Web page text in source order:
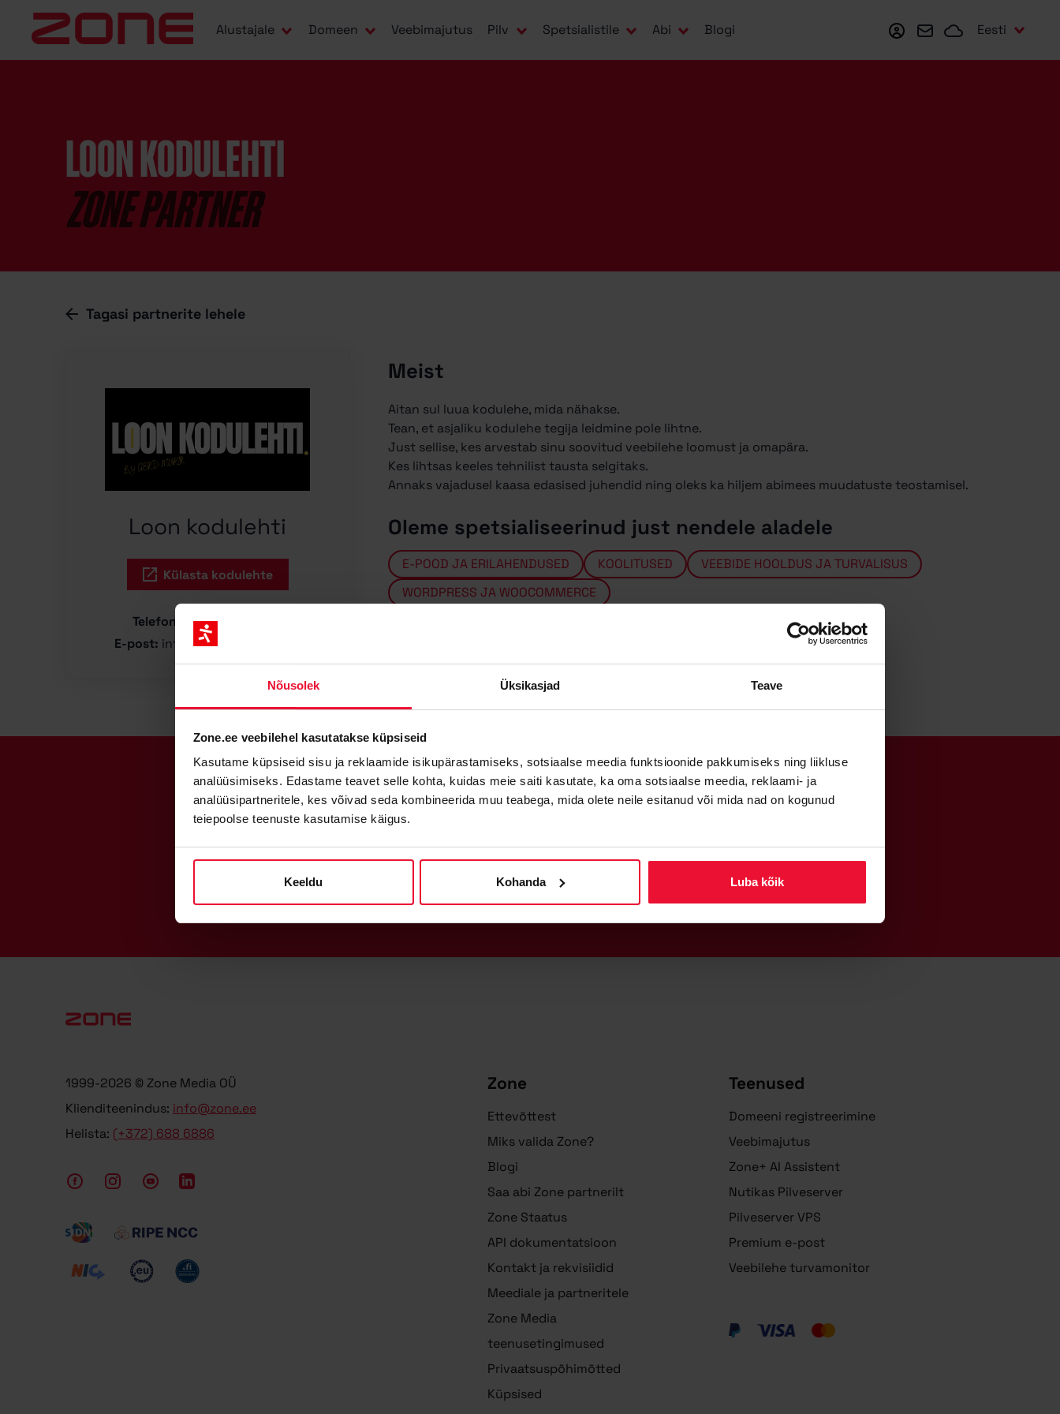
Nõusolek Üksikasjad Teave
Zone.ee veebilehel kasutatakse küpsiseid
Kasutame küpsiseid sisu ja reklaamide isikupärastamiseks, sotsiaalse meedia funktsioonide pakkumiseks ning liikluse
analüüsimiseks. Edastame teavet selle kohta, kuidas meie saiti kasutate, ka oma sotsiaalse meedia, reklaami- ja
analüüsipartneritele, kes võivad seda kombineerida muu teabega, mida olete neile esitanud või mida nad on kogunud
teiepoolse teenuste kasutamise käigus.
Keeldu Kohanda Luba kõik
Alustajale
Domeen Veebimajutus Pilv Spetsialistile Abi Blogi Minu ZoneWebmailZonecloud
Eesti
LOON KODULEHTI
ZONE PARTNER
Tagasi partnerite lehele
Loon kodulehti
Külasta kodulehte
Telefon:
+372 5345 7350
E-post: info@loonkodulehti.ee
Meist
Aitan sul luua kodulehe, mida nähakse.
Tean, et asjaliku kodulehe tegija leidmine pole lihtne.
Just sellise, kes arvestab sinu soovitud veebilehe loomust ja omapära.
Kes lihtsas keeles tehnilist tausta selgitaks.
Annaks vajadusel kaasa edasised juhendid ning oleks ka hiljem abimees muudatuste teostamisel.
Oleme spetsialiseerinud just nendele aladele
E-POOD JA ERILAHENDUSED KOOLITUSED
VEEBIDE HOOLDUS JA TURVALISUS
WORDPRESS JA WOOCOMMERCE
KASVAME KOOSPARTNERITENA
Saa partneriks
1999-2026 © Zone Media OÜ
Klienditeenindus: info@zone.ee
Helista: (+372) 688 6886
Zone
Ettevõttest
Miks valida Zone?
Blogi
Saa abi Zone partnerilt
Zone Staatus
API dokumentatsioon
Kontakt ja rekvisiidid
Meediale ja partneritele
Zone Media
teenusetingimused
Privaatsuspõhimõtted
Küpsised
Teenused
Domeeni registreerimine
Veebimajutus
Zone+ AI Assistent
Nutikas Pilveserver
Pilveserver VPS
Premium e-post
Veebilehe turvamonitor